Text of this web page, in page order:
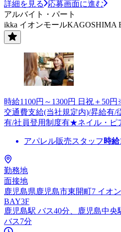
詳細を見る
応募画面に進む
アルバイト・パート
ikka イオンモールKAGOSHIMA
時給1100円～1300円 日祝＋50
交通費支給(当社規定内)/昇給有/
有/社員登用制度有★ネイル・
アパレル販売スタッフ 時給
勤務地
面接地
鹿児島県鹿児島市東開町7 イオ
BAY3F
鹿児島駅 バス40分、鹿児島中央
バス7分